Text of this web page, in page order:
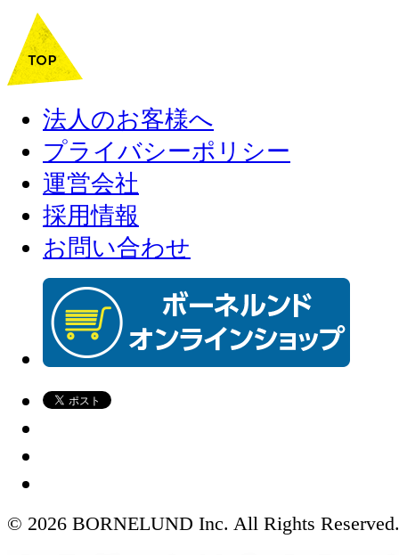
法人のお客様へ
プライバシーポリシー
運営会社
採用情報
お問い合わせ
© 2026 BORNELUND Inc. All Rights Reserved.